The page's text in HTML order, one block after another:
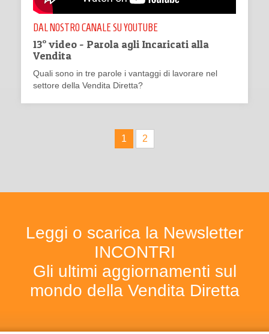
DAL NOSTRO CANALE SU YOUTUBE
13° video - Parola agli Incaricati alla
Vendita
Quali sono in tre parole i vantaggi di lavorare nel
settore della Vendita Diretta?
1 2
Leggi o scarica la Newsletter
INCONTRI
Gli ultimi aggiornamenti sul
mondo della Vendita Diretta